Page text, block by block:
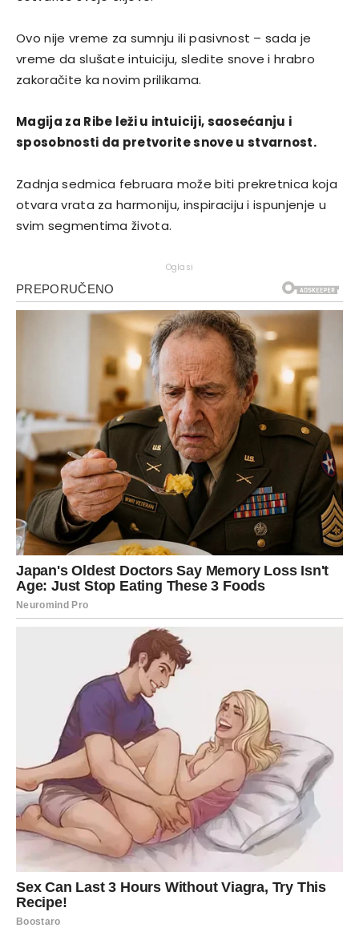
Ovo nije vreme za sumnju ili pasivnost – sada je
vreme da slušate intuiciju, sledite snove i hrabro
zakoračite ka novim prilikama.
Magija za Ribe leži u intuiciji, saosećanju i
sposobnosti da pretvorite snove u stvarnost.
Zadnja sedmica februara može biti prekretnica koja
otvara vrata za harmoniju, inspiraciju i ispunjenje u
svim segmentima života.
Oglasi